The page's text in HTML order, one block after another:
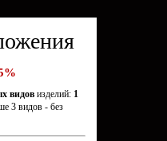
видов изделий: 1
3 видов - без